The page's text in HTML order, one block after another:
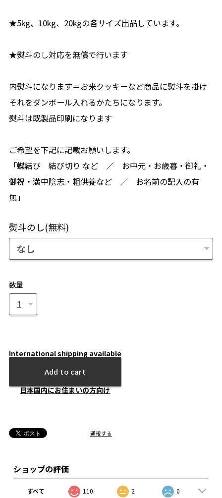
★5kg、10kg、20kgの各サイズ出品しています。
★熨斗のし対応を無償で行います
内熨斗になります＝お米クッキーなど商品に熨斗を掛け
それをダンボール入れるかたちになります。
熨斗は既製品印刷になります
ご希望を下記に記載お願いします。
「蝶結び 結び切り など ／ お中元・お歳暮・御礼・
御祝・満中陰志・粗供養など ／ お名前の記入の有
無」
熨斗のし(無料)
数量
International shipping available
Add to cart
日本国内にお住まいの方向け
通報する
ショップの評価
すべて 110 2 0